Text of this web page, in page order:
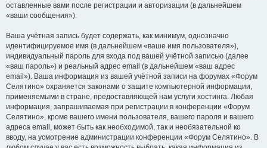
оставленные вами после регистрации и авторизации (в дальнейшем
«ваши сообщения»).
Ваша учётная запись будет содержать, как минимум, однозначно
идентифицируемое имя (в дальнейшем «ваше имя пользователя»),
индивидуальный пароль для входа под вашей учётной записью (далее
«ваш пароль») и реальный адрес email (в дальнейшем «ваш адрес
email»). Ваша информация из вашей учётной записи на форумах «Форум
Селятино» охраняется законами о защите компьютерной информации,
применяемыми в стране, предоставляющей нам услуги хостинга. Любая
информация, запрашиваемая при регистрации в конференции «Форум
Селятино», кроме вашего имени пользователя, вашего пароля и вашего
адреса email, может быть как необходимой, так и необязательной ко
вводу, на усмотрение администрации конференции «Форум Селятино». В